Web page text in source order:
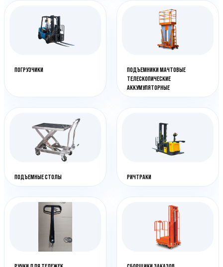
ПОГРУЗЧИКИ
ПОДЪЕМНИКИ МАЧТОВЫЕ
ТЕЛЕСКОПИЧЕСКИЕ
АККУМУЛЯТОРНЫЕ
ПОДЪЕМНЫЕ СТОЛЫ РИЧТРАКИ